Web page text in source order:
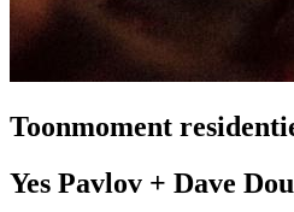
Toonmoment
Yes Pavlov + Dave